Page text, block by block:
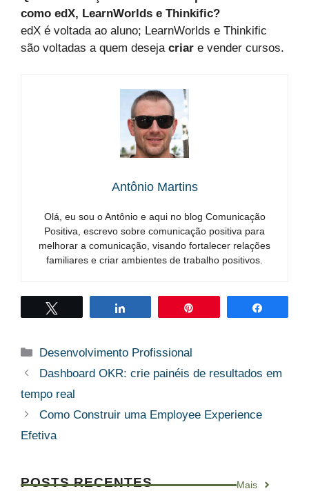
como edX, LearnWorlds e Thinkific?
edX é voltada ao aluno; LearnWorlds e Thinkific
são voltadas a quem deseja criar e vender cursos.
Antônio Martins
Olá, eu sou o Antônio e aqui no blog Comunicação
Positiva, escrevo sobre comunicação positiva para
melhorar a comunicação, visando fortalecer relações
familiares e criar ambientes de trabalho positivos.
Compartilhar
Categorias
Desenvolvimento Profissional
Dashboard OKR: crie painéis de resultados em
tempo real
Como Construir uma Employee Experience
Efetiva
POSTS RECENTES Mais